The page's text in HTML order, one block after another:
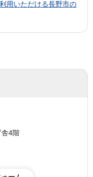
用いただける長野市の
4階